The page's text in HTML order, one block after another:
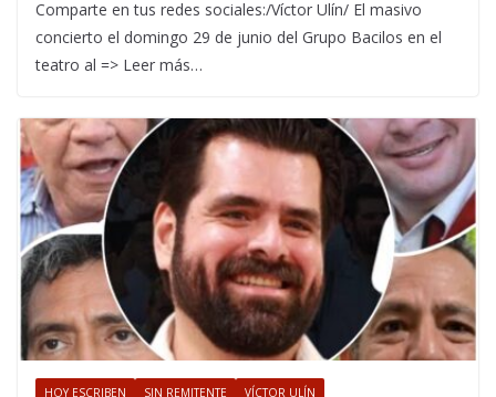
Comparte en tus redes sociales:/Víctor Ulín/ El masivo
concierto el domingo 29 de junio del Grupo Bacilos en el
teatro al => Leer más…
HOY ESCRIBEN SIN REMITENTE VÍCTOR ULÍN